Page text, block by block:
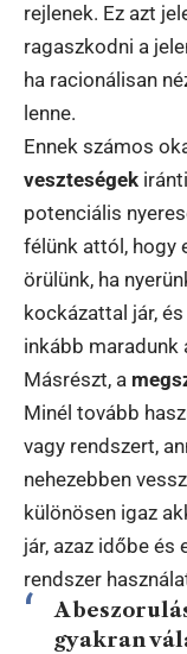
rejlenek. Ez azt
ragaszkodni a
ha racionálisan
lenne.
Ennek számos
veszteségek
potenciális
félünk attól, hogy
örülünk, ha
kockázattal jár,
inkább maradunk
Másrészt, a
Minél tovább
vagy rendszert,
nehezebben
különösen igaz
jár, azaz időbe és
rendszer
A
gyakran